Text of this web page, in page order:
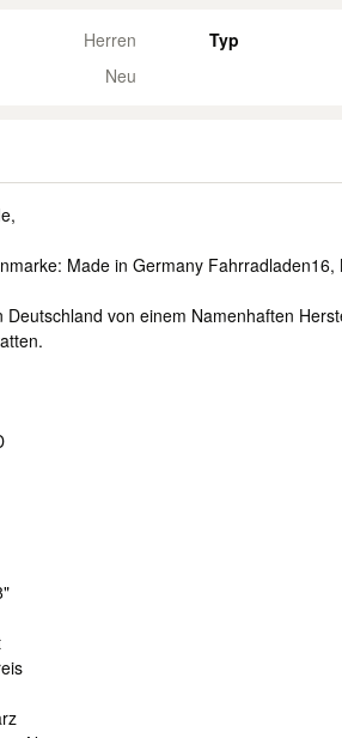
Herren Typ
Neu
Made in Germany Fahrradladen16,
Deutschland von einem Namenhaften